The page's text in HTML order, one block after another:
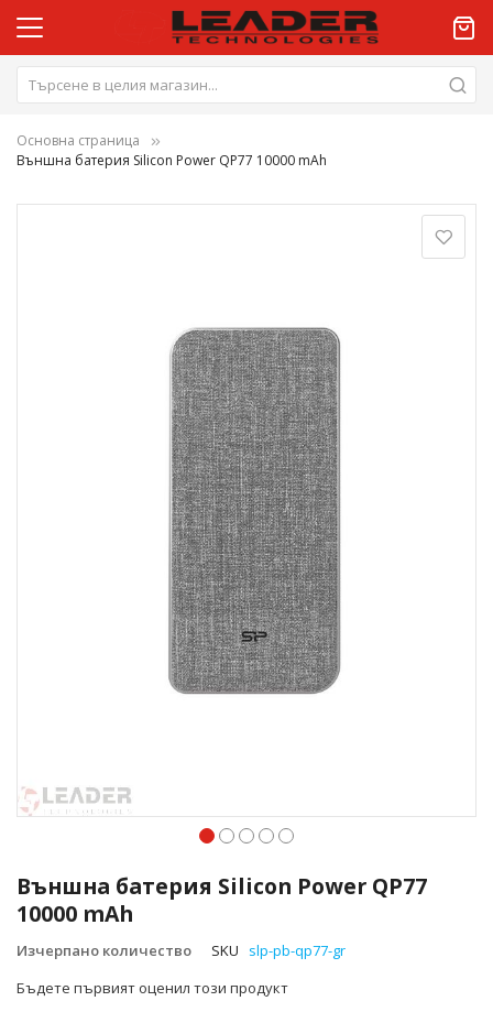
Основна страница
Външна батерия Silicon Power QP77 10000 mAh
Външна батерия Silicon Power QP77
10000 mAh
Изчерпано количество SKU
slp-pb-qp77-gr
Бъдете първият оценил този продукт
към
началото
на
галерия
снимки